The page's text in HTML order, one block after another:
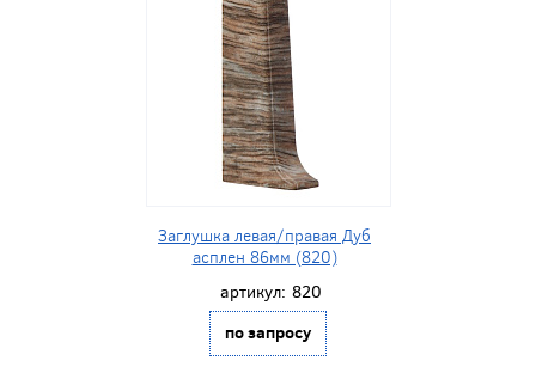
Заглушка левая/правая Дуб
асплен 86мм (820)
артикул: 820
по запросу